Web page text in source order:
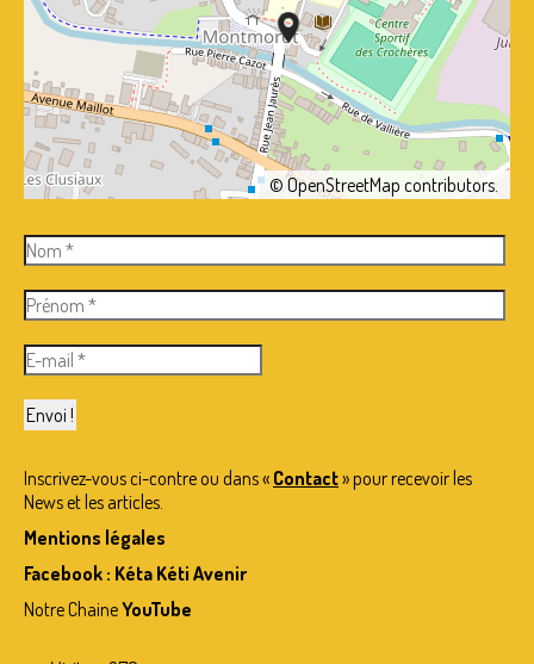
©OpenStreetMap contributors.
Inscrivez-vous ci-contre ou dans « Contact» pour recevoir les
News et les articles.
Mentions légales
Facebook : Kéta Kéti Avenir
Notre ChaineYouTube